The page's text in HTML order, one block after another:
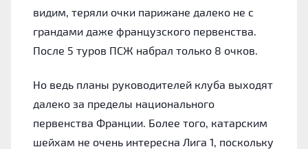
видим, теряли очки парижане далеко не с
грандами даже французского первенства.
После 5 туров ПСЖ набрал только 8 очков.
Но ведь планы руководителей клуба выходят
далеко за пределы национального
первенства Франции. Более того, катарским
шейхам не очень интересна Лига 1, поскольку